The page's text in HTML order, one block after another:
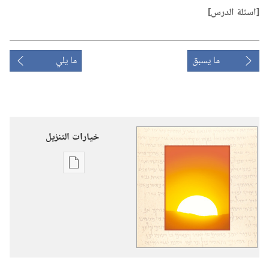
‏[اسئلة الدرس]‏
ما يسبق ما يلي
خيارات التنزيل
خيارات